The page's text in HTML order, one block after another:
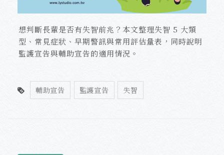
想判斷長輩是否有失智前兆？本文整理失智 5 大類
型、常見症狀、早期警訊與常用評估量表，同時說明
監護宣告與輔助宣告的適用情況。
輔助宣告 監護宣告 失智